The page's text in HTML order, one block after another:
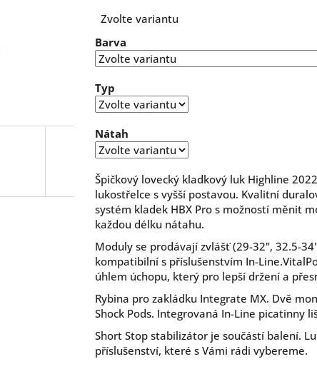
0,0
5
hvězdiček.
cena:
Zvolte variantu
Barva
Typ
Nátah
Špičkový lovecký kladkový luk Highline
lukostřelce s vyšší postavou. Kvalitní
systém kladek HBX Pro s možností měnit
každou délku nátahu.
Moduly se prodávají zvlášť (29-32", 32.5-
kompatibilní s příslušenstvím In-
úhlem úchopu, který pro lepší držení a
Rybina pro zakládku Integrate MX. Dvě
Shock Pods. Integrovaná In-Line picatinny
Short Stop stabilizátor je součástí balení.
příslušenství, které s Vámi rádi vybereme.